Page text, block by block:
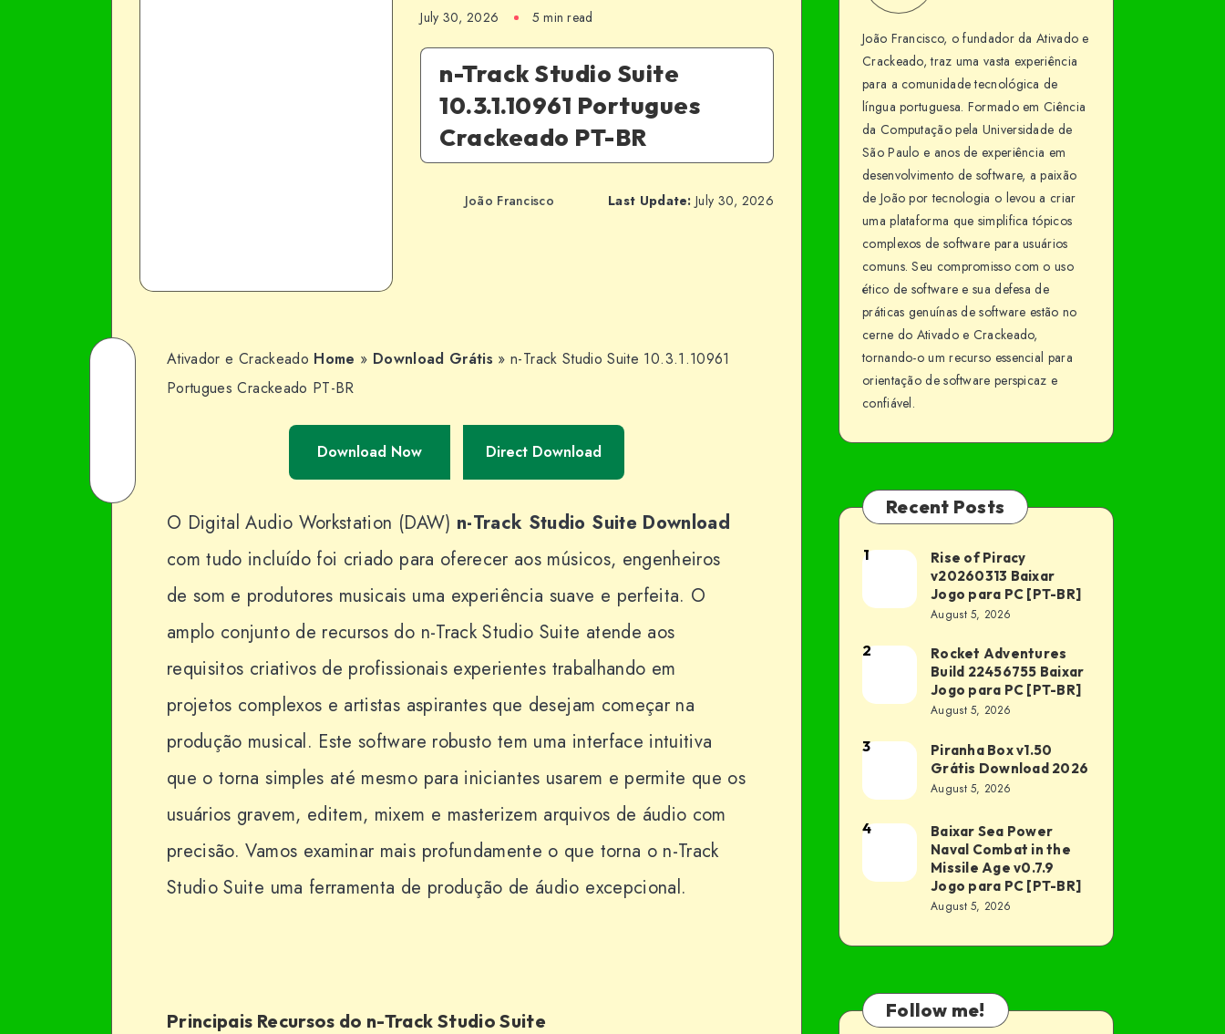
July 30, 2026 5 min read
n-Track Studio Suite
10.3.1.10961 Portugues
Crackeado PT-BR
João Francisco Last Update: July 30, 2026
Share
Email
on
Ativador e Crackeado Home » Download Grátis »n-Track Studio Suite 10.3.1.10961
Portugues Crackeado PT-BR
Download Now Direct Download
O Digital Audio Workstation (DAW) n-Track Studio Suite Download
com tudo incluído foi criado para oferecer aos músicos, engenheiros
de som e produtores musicais uma experiência suave e perfeita. O
amplo conjunto de recursos do n-Track Studio Suite atende aos
requisitos criativos de profissionais experientes trabalhando em
projetos complexos e artistas aspirantes que desejam começar na
produção musical. Este software robusto tem uma interface intuitiva
que o torna simples até mesmo para iniciantes usarem e permite que os
usuários gravem, editem, mixem e masterizem arquivos de áudio com
precisão. Vamos examinar mais profundamente o que torna o n-Track
Studio Suite uma ferramenta de produção de áudio excepcional.
Principais Recursos do n-Track Studio Suite
Francisco
Facebook
João Francisco, o fundador da Ativado e
Crackeado, traz uma vasta experiência
para a comunidade tecnológica de
língua portuguesa. Formado em Ciência
da Computação pela Universidade de
São Paulo e anos de experiência em
desenvolvimento de software, a paixão
de João por tecnologia o levou a criar
uma plataforma que simplifica tópicos
complexos de software para usuários
comuns. Seu compromisso com o uso
ético de software e sua defesa de
práticas genuínas de software estão no
cerne do Ativado e Crackeado,
tornando-o um recurso essencial para
orientação de software perspicaz e
confiável.
Recent Posts
Rise
Piracy
Jogo
PC
BR]
1
Rise of Piracy
v20260313 Baixar
Jogo para PC [PT-BR]
August 5, 2026
Rocket
Adventures
Build
Jogo
PC
BR]
2
Rocket Adventures
Build 22456755 Baixar
Jogo para PC [PT-BR]
August 5, 2026
Piranha
v1.50
Grátis
2026
3
Piranha Box v1.50
Grátis Download 2026
August 5, 2026
Baixar
Power
the
Missile
4
Baixar Sea Power
Naval Combat in the
Missile Age v0.7.9
Jogo para PC [PT-BR]
August 5, 2026
Follow me!